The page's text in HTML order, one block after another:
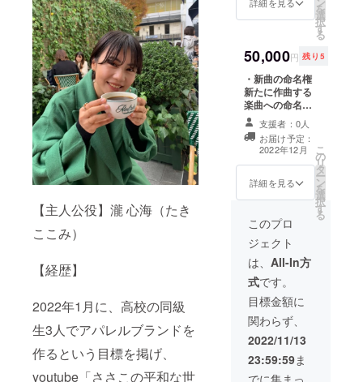
【主人公役】瀧 心海（たき
ここみ）
【経歴】
2022年1月に、高校の同級
生3人でアパレルブランドを
作るという目標を掲げ、
youtube「ささこの平和な世
者一同からの個
別お礼動画 製作
の動画をお送り
いたします。
（ローマ字表記
推奨） ・『受験
花』CD Jamie
による『受験
花』の音源にな
ります。 ※商業
利用はお控え下
さい。 ・『受験
花』MV Blu-
ray ※音源は商業
利用はお控え下
さい。 ・『受験
小説 『受験花』
を制作するにあ
たって、スタッ
フによって綴ら
れ、MVのモチー
フとした小説に
なります。 ・サ
イン入りオフ
ショット MV撮
影中などのオフ
ショットになり
ます。 ・制作者
一同からの個別
を
選
択
す
る
50,000円 残り5
・新曲の命名権
新たに作曲する
楽曲への命名権
です。 命名して
いただいたタイ
トルに沿って楽
曲を制作いたし
ます。 ※楽曲の
公開時、
お名前を記載い
たします。 ・エ
ンドクレジット
の記載 ①掲載期
間 YouTube 公
開期間 ②掲載方
法 概要欄に文
字での記載とな
ります。 ※支援
時、必ず備考欄
れるお名前をご
記入ください。
支援者：0人
お届け予定：
2022年12月
詳細を見る
こ
の
リ
タ
ー
ン
を
選
択
す
る
このプロ
ジェクト
は、 All-In方
式です。
目標金額に
関わらず、
2022/11/13
23:59:59ま